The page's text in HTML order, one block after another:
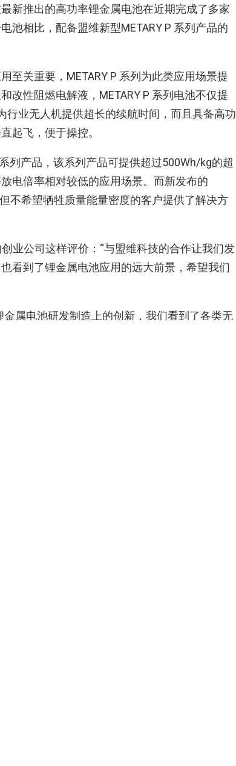
新推出的高功率锂金属电池在近期完成了多家
池相比，配备盟维新型METARY P 系列产品的
至关重要，METARY P 系列为此类应用场景提
改性阻燃电解液，METARY P 系列电池不仅提
业无人机提供超长的续航时间，而且具备高功
起飞，便于操控。
列产品，该系列产品可提供超过500Wh/kg的超
电倍率相对较低的应用场景。而新发布的
不希望牺牲质量能量密度的客户提供了解决方
业公司这样评价：“与盟维科技的合作让我们发
看到了锂金属电池应用的远大前景，希望我们
属电池研发制造上的创新，我们看到了各类无